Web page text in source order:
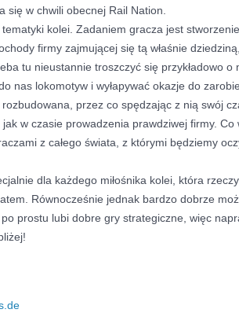
się w chwili obecnej Rail Nation.
tematyki kolei. Zadaniem gracza jest
firmy zajmującej się tą właśnie
tu nieustannie troszczyć się przykładowo o
nas lokomotyw i wyłapywać okazje do
przez co spędzając z nią swój
w czasie prowadzenia prawdziwej firmy. Co
z całego świata, z którymi będziemy
dla każdego miłośnika kolei, która
Równocześnie jednak bardzo dobrze
prostu lubi dobre gry strategiczne, więc